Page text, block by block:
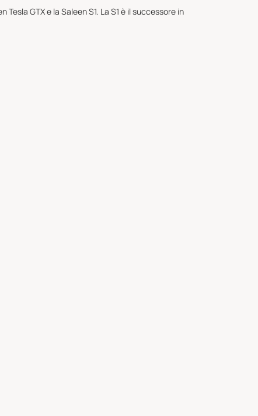
GTX e la Saleen S1. La S1 è il successore in